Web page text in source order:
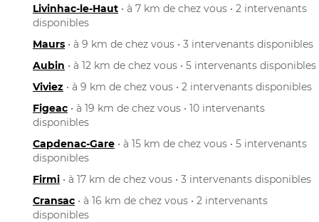
Livinhac-le-Haut • à 7 km de chez vous • 2 intervenants
disponibles
Maurs • à 9 km de chez vous • 3 intervenants disponibles
Aubin • à 12 km de chez vous • 5 intervenants disponibles
Viviez • à 9 km de chez vous • 2 intervenants disponibles
Figeac • à 19 km de chez vous • 10 intervenants
disponibles
Capdenac-Gare • à 15 km de chez vous • 5 intervenants
disponibles
Firmi • à 17 km de chez vous • 3 intervenants disponibles
Cransac • à 16 km de chez vous • 2 intervenants
disponibles